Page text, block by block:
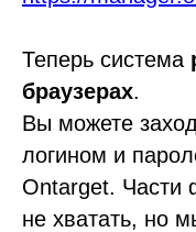
Теперь система
браузерах.
Вы можете
логином и
Ontarget. Части
не хватать, но